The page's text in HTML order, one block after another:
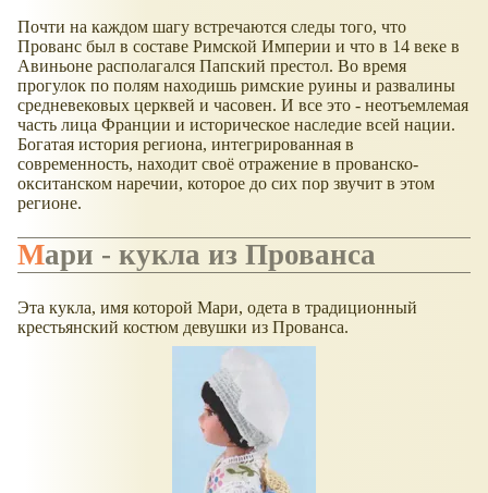
Почти на каждом шагу встречаются следы того, что
Прованс был в составе Римской Империи и что в 14 веке в
Авиньоне располагался Папский престол. Во время
прогулок по полям находишь римские руины и развалины
средневековых церквей и часовен. И все это - неотъемлемая
часть лица Франции и историческое наследие всей нации.
Богатая история региона, интегрированная в
современность, находит своё отражение в прованско-
окситанском наречии, которое до сих пор звучит в этом
регионе.
Мари - кукла из Прованса
Эта кукла, имя которой Мари, одета в традиционный
крестьянский костюм девушки из Прованса.